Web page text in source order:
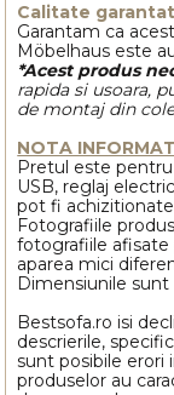
Calitate
Garantam ca
Möbelhaus este
*Acest produs
rapida si usoara,
de montaj din
NOTA
Pretul este
USB, reglaj
pot fi
Fotografiile
fotografiile
aparea mici
Dimensiunile
Bestsofa.ro isi
descrierile,
sunt posibile erori
produselor au